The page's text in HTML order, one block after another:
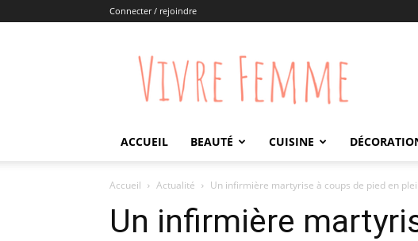
Connecter / rejoindre
Vivre
Femme
ACCUEIL BEAUTÉ CUISINE
Accueil Actualité Un infirmière martyrise à coups de pied en
Un infirmière